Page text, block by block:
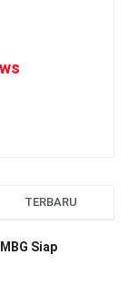
TERBARU
Siap